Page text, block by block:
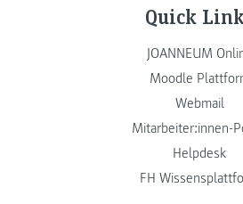
Quick
JOANNEUM
Moodle
Webmail
Mitarbeiter:innen-
Helpdesk
FH